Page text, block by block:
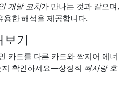
개발 코치가 만나는 것과 같으며,
용한 해석을 제공합니다.
보기
카드를 다른 카드와 짝지어 에너
확인하세요—상징적 짝사랑 호